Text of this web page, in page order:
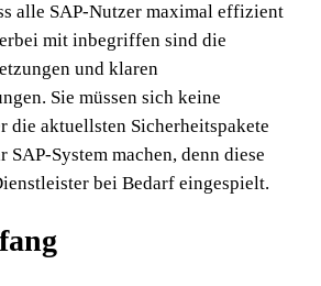
alle SAP-Nutzer maximal effizient
mit inbegriffen sind die
und klaren
Sie müssen sich keine
die aktuellsten Sicherheitspakete
SAP-System machen, denn diese
bei Bedarf eingespielt.